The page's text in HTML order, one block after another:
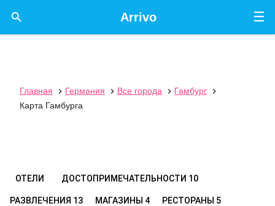
☰
Arrivo

Главная  Германия  Все города  Гамбург

Карта Гамбурга
ОТЕЛИ ДОСТОПРИМЕЧАТЕЛЬНОСТИ 10
РАЗВЛЕЧЕНИЯ 13 МАГАЗИНЫ 4 РЕСТОРАНЫ 5